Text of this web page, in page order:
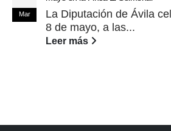
Mar
La Diputación de Ávila
8 de mayo, a las...
Leer más